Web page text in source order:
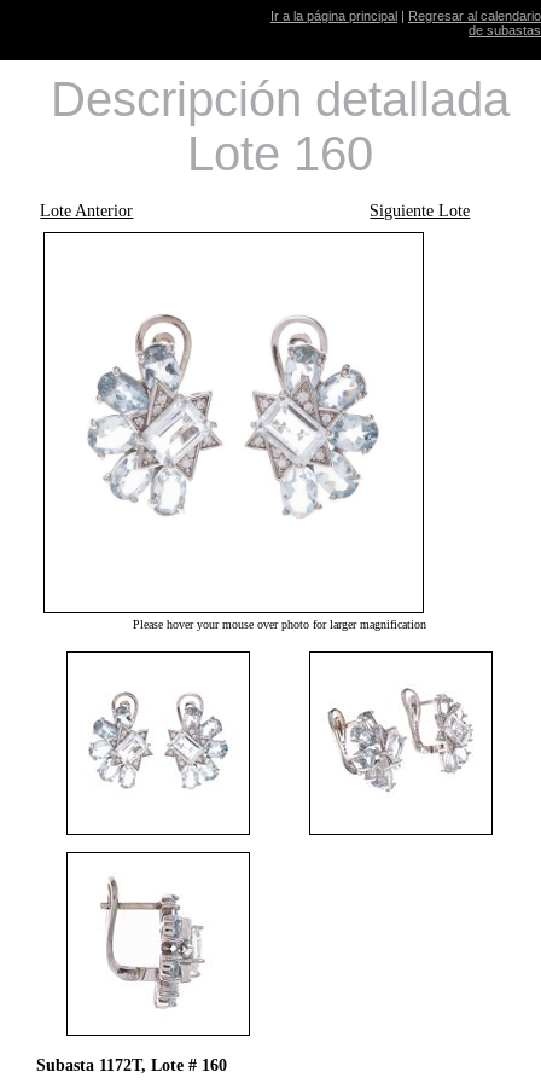
Ir a la página principal | Regresar al calendario
de subastas
Descripción detallada
Lote 160
Lote Anterior Siguiente Lote
Please hover your mouse over photo for larger magnification
Subasta 1172T, Lote # 160